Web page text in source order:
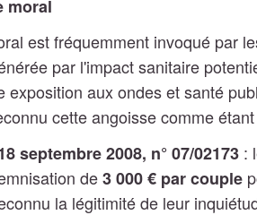
moral
est fréquemment invoqué par
par l'impact sanitaire
exposition aux ondes et santé
cette angoisse comme
septembre 2008, n° 07/02173 :
de3 000 € par couple
la légitimité de leur